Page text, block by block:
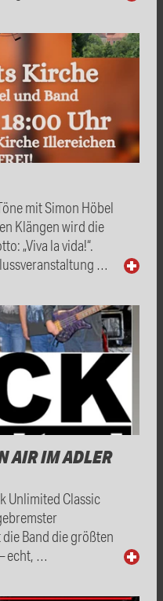
mit Simon Höbel
Klängen wird die
„Viva la vida!“.
…
AIR IM ADLER
Unlimited Classic
Band die größten
echt, …